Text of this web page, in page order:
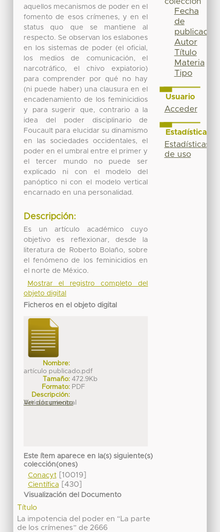
aquellos mecanismos de poder en el
fomento de esos crímenes, y en el
status quo que se mantiene al
respecto. Se observan los eslabones
en los sistemas de poder (el oficial,
los medios de comunicación, el
narcotráfico, el chivo expiatorio)
para comprender por qué no hay
(ni puede haber) una clausura en el
encadenamiento de los feminicidios
y para sugerir que, contrario a la
idea del poder disciplinario de
Foucault para elucidar su dinamismo
en las sociedades occidentales, el
poder en el umbral entre el primer y
el tercer mundo no puede ser
explicado ni con el modelo del
panóptico ni con el modelo vertical
encarnado en una personalidad.
Descripción:
Es un artículo académico cuyo
objetivo es reflexionar, desde la
literatura de Roberto Bolaño, sobre
el fenómeno de los feminicidios en
el norte de México.
Mostrar el registro completo del
objeto digital
Ficheros en el objeto digital
Nombre:
artículo publicado.pdf
Tamaño: 472.9Kb
Formato: PDF
Descripción:
Artículo principal
Ver documento
Este ítem aparece en la(s) siguiente(s)
colección(ones)
Conacyt[10019]
Científica[430]
Visualización del Documento
Título
La impotencia del poder en “La parte
de los crímenes” de 2666
Fecha
de
publicación
Autor
Título
Materia
Tipo
Usuario
Acceder
Estadísticas
Estadísticas
de uso